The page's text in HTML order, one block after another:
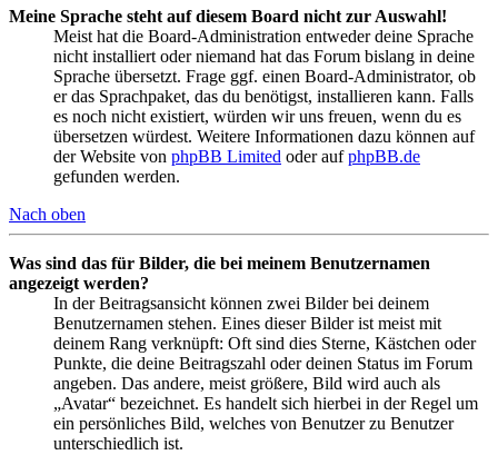
Meine Sprache steht auf diesem Board nicht zur Auswahl!
Meist hat die Board-Administration entweder deine Sprache
nicht installiert oder niemand hat das Forum bislang in deine
Sprache übersetzt. Frage ggf. einen Board-Administrator, ob
er das Sprachpaket, das du benötigst, installieren kann. Falls
es noch nicht existiert, würden wir uns freuen, wenn du es
übersetzen würdest. Weitere Informationen dazu können auf
der Website von phpBB Limited oder aufphpBB.de
gefunden werden.
Nach oben
Was sind das für Bilder, die bei meinem Benutzernamen
angezeigt werden?
In der Beitragsansicht können zwei Bilder bei deinem
Benutzernamen stehen. Eines dieser Bilder ist meist mit
deinem Rang verknüpft: Oft sind dies Sterne, Kästchen oder
Punkte, die deine Beitragszahl oder deinen Status im Forum
angeben. Das andere, meist größere, Bild wird auch als
„Avatar“ bezeichnet. Es handelt sich hierbei in der Regel um
ein persönliches Bild, welches von Benutzer zu Benutzer
unterschiedlich ist.